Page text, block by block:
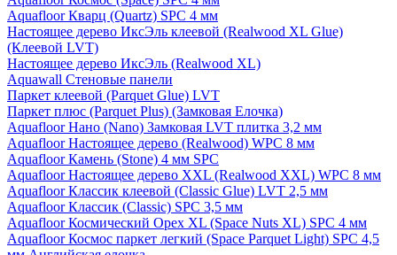
Aquafloor Кварц (Quartz) SPC 4 мм
Настоящее дерево ИксЭль клеевой (Realwood XL Glue)
(Клеевой LVT)
Настоящее дерево ИксЭль (Realwood XL)
Aquawall Стеновые панели
Паркет клеевой (Parquet Glue) LVT
Паркет плюс (Parquet Plus) (Замковая Елочка)
Aquafloor Нано (Nano) Замковая LVT плитка 3,2 мм
Aquafloor Настоящее дерево (Realwood) WPC 8 мм
Aquafloor Камень (Stone) 4 мм SPC
Aquafloor Настоящее дерево XXL (Realwood XXL) WPC 8 мм
Aquafloor Классик клеевой (Classic Glue) LVT 2,5 мм
Aquafloor Классик (Classic) SPC 3,5 мм
Aquafloor Космический Орех XL (Space Nuts XL) SPC 4 мм
Aquafloor Космос паркет легкий (Space Parquet Light) SPC 4,5